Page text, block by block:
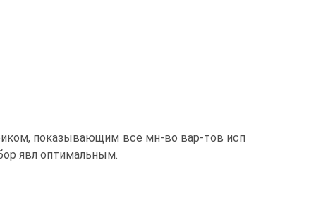
показывающим все мн-во вар-тов исп
явл оптимальным.